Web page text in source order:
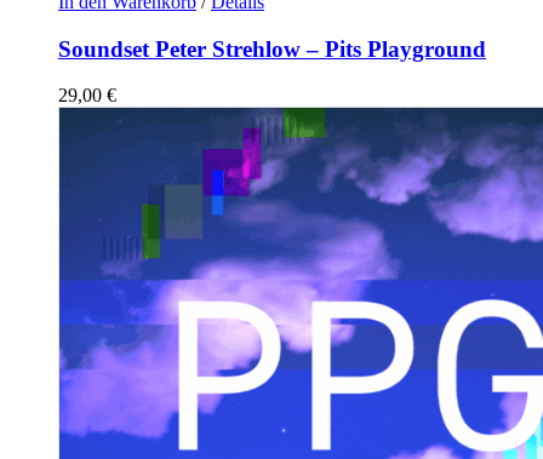
Soundset Peter Strehlow – Pits Playground
29,00 €